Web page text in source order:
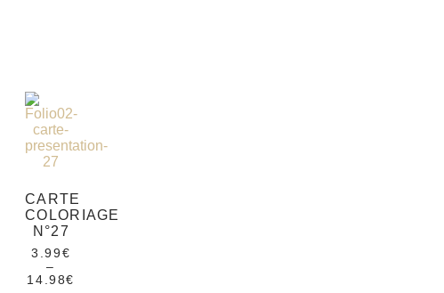
CARTE
COLORIAGE
N°27
3.99 €
–
14.98€